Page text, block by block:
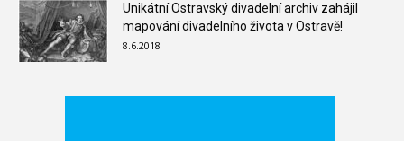
Unikátní Ostravský divadelní archiv zahájil
mapování divadelního života v Ostravě!
8.6.2018